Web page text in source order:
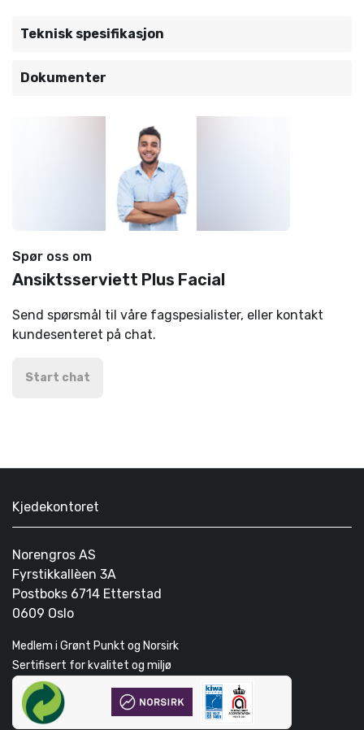
Teknisk spesifikasjon
Dokumenter
Spør oss om
Ansiktsserviett Plus Facial
Send spørsmål til våre fagspesialister, eller kontakt
kundesenteret på chat.
Start chat
Kjedekontoret
Norengros AS
Fyrstikkallèen 3A
Postboks 6714 Etterstad
0609 Oslo
Medlem i Grønt Punkt og Norsirk
Sertifisert for kvalitet og miljø